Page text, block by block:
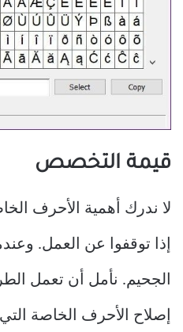
قيمة التخصص
لا ندرك أهمية الأحرف
إذا توقفوا عن العمل.
الجحيم. نأمل أن تعمل
إصلاح الأحرف الخاصة